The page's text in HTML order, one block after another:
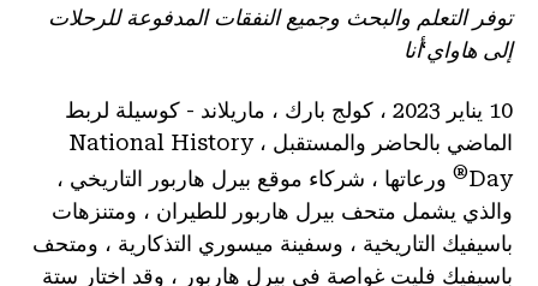
توفر التعلم والبحث وجميع النفقات المدفوعة للرحلات
إلى هاوايʻأنا
10 يناير 2023 ، كولج بارك ، ماريلاند - كوسيلة لربط
الماضي بالحاضر والمستقبل ، National History
Day
® ورعاتها ، شركاء موقع بيرل هاربور التاريخي ،
والذي يشمل متحف بيرل هاربور للطيران ، ومتنزهات
باسيفيك التاريخية ، وسفينة ميسوري التذكارية ، ومتحف
باسيفيك فليت غواصة في بيرل هاربور ، وقد اختار ستة